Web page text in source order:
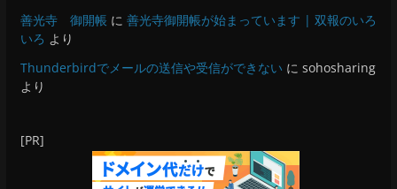
善光寺 御開帳 に 善光寺御開帳が始まっています | 双報のいろ
いろ より
Thunderbirdでメールの送信や受信ができない に sohosharing
より
[PR]